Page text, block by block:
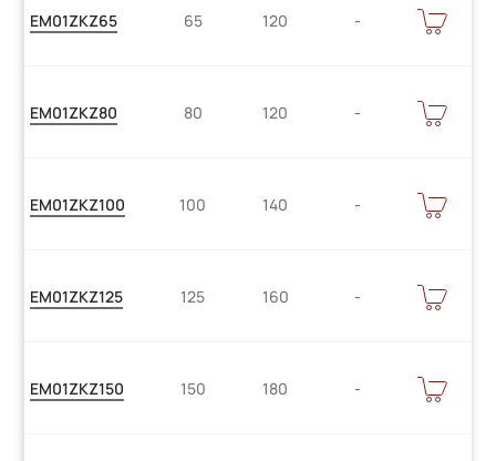
EM01ZKZ65 65 120
В
КОРЗИНУ
EM01ZKZ80 80 120
В
КОРЗИНУ
EM01ZKZ100 100 140
В
КОРЗИНУ
EM01ZKZ125 125 160
В
КОРЗИНУ
EM01ZKZ150 150 180
В
КОРЗИНУ